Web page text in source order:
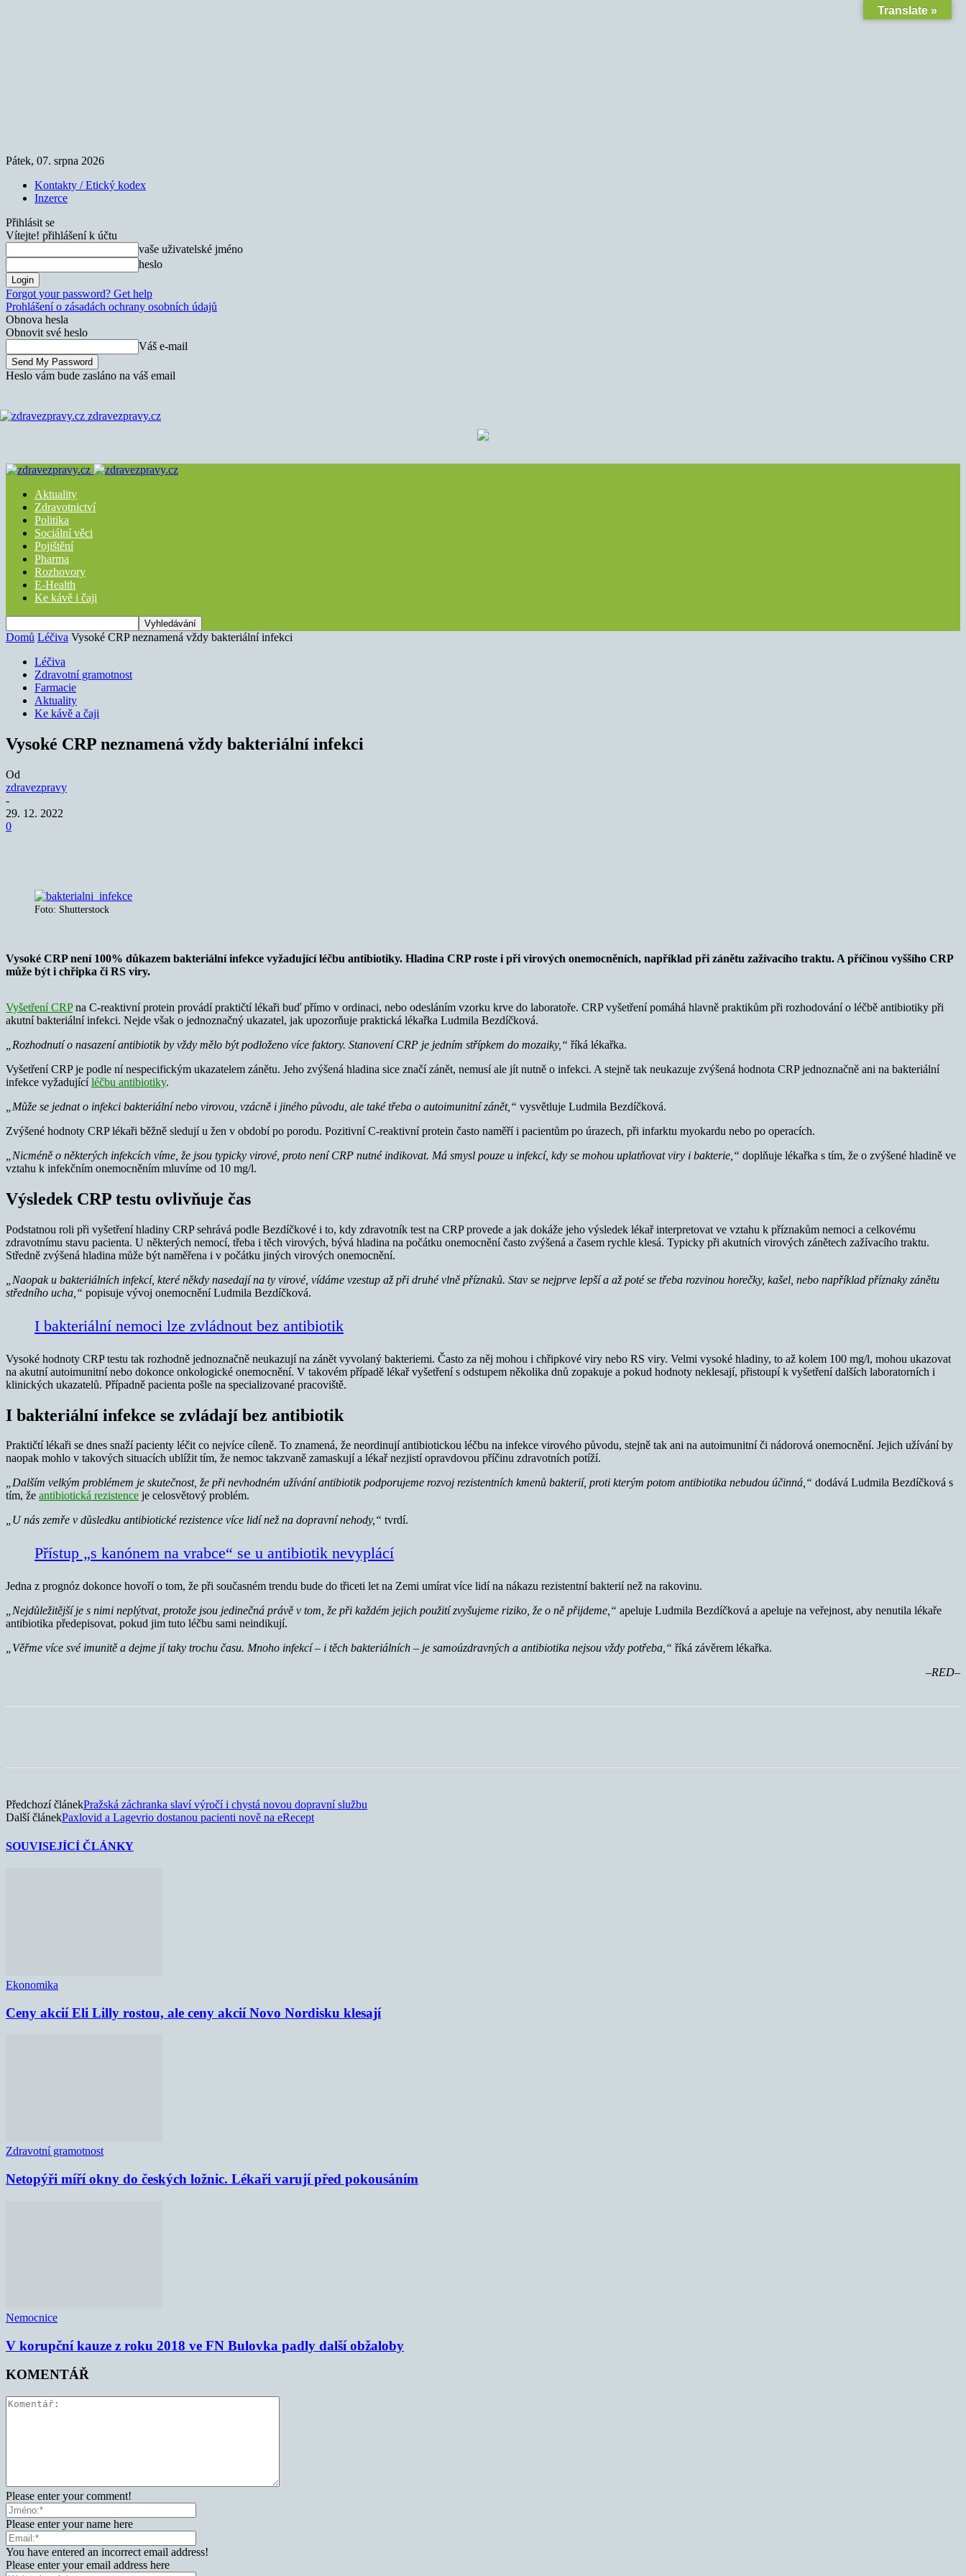
Pátek, 07. srpna 2026
Kontakty / Etický kodex
Inzerce
Přihlásit se
Vítejte! přihlášení k účtu
vaše uživatelské jméno
heslo
Forgot your password? Get help
Prohlášení o zásadách ochrany osobních údajů
Obnova hesla
Obnovit své heslo
Váš e-mail
Heslo vám bude zasláno na váš email
zdravezpravy.cz
Aktuality
Zdravotnictví
Politika
Sociální věci
Pojištění
Pharma
Rozhovory
E-Health
Ke kávě i čaji
Domů Léčiva Vysoké CRP neznamená vždy bakteriální infekci
Léčiva
Zdravotní gramotnost
Farmacie
Aktuality
Ke kávě a čaji
Vysoké CRP neznamená vždy bakteriální infekci
Od
zdravezpravy
-
29. 12. 2022
0
Foto: Shutterstock
Vysoké CRP není 100% důkazem bakteriální infekce vyžadující léčbu antibiotiky. Hladina CRP roste i při virových onemocněních, například při zánětu zažívacího traktu. A příčinou vyššího CRP
může být i chřipka či RS viry.
Vyšetření CRPna C-reaktivní protein provádí praktičtí lékaři buď přímo v ordinaci, nebo odesláním vzorku krve do laboratoře. CRP vyšetření pomáhá hlavně praktikům při rozhodování o léčbě antibiotiky při
akutní bakteriální infekci. Nejde však o jednoznačný ukazatel, jak upozorňuje praktická lékařka Ludmila Bezdíčková.
„Rozhodnutí o nasazení antibiotik by vždy mělo být podloženo více faktory. Stanovení CRP je jedním střípkem do mozaiky,“ říká lékařka.
Vyšetření CRP je podle ní nespecifickým ukazatelem zánětu. Jeho zvýšená hladina sice značí zánět, nemusí ale jít nutně o infekci. A stejně tak neukazuje zvýšená hodnota CRP jednoznačně ani na bakteriální
infekce vyžadujícíléčbu antibiotiky.
„Může se jednat o infekci bakteriální nebo virovou, vzácně i jiného původu, ale také třeba o autoimunitní zánět,“ vysvětluje Ludmila Bezdíčková.
Zvýšené hodnoty CRP lékaři běžně sledují u žen v období po porodu. Pozitivní C-reaktivní protein často naměří i pacientům po úrazech, při infarktu myokardu nebo po operacích.
„Nicméně o některých infekcích víme, že jsou typicky virové, proto není CRP nutné indikovat. Má smysl pouze u infekcí, kdy se mohou uplatňovat viry i bakterie,“ doplňuje lékařka s tím, že o zvýšené hladině ve
vztahu k infekčním onemocněním mluvíme od 10 mg/l.
Výsledek CRP testu ovlivňuje čas
Podstatnou roli při vyšetření hladiny CRP sehrává podle Bezdíčkové i to, kdy zdravotník test na CRP provede a jak dokáže jeho výsledek lékař interpretovat ve vztahu k příznakům nemoci a celkovému
zdravotnímu stavu pacienta. U některých nemocí, třeba i těch virových, bývá hladina na počátku onemocnění často zvýšená a časem rychle klesá. Typicky při akutních virových zánětech zažívacího traktu.
Středně zvýšená hladina může být naměřena i v počátku jiných virových onemocnění.
„Naopak u bakteriálních infekcí, které někdy nasedají na ty virové, vídáme vzestup až při druhé vlně příznaků. Stav se nejprve lepší a až poté se třeba rozvinou horečky, kašel, nebo například příznaky zánětu
středního ucha,“ popisuje vývoj onemocnění Ludmila Bezdíčková.
I bakteriální nemoci lze zvládnout bez antibiotik
Vysoké hodnoty CRP testu tak rozhodně jednoznačně neukazují na zánět vyvolaný bakteriemi. Často za něj mohou i chřipkové viry nebo RS viry. Velmi vysoké hladiny, to až kolem 100 mg/l, mohou ukazovat
na akutní autoimunitní nebo dokonce onkologické onemocnění. V takovém případě lékař vyšetření s odstupem několika dnů zopakuje a pokud hodnoty neklesají, přistoupí k vyšetření dalších laboratorních i
klinických ukazatelů. Případně pacienta pošle na specializované pracoviště.
I bakteriální infekce se zvládají bez antibiotik
Praktičtí lékaři se dnes snaží pacienty léčit co nejvíce cíleně. To znamená, že neordinují antibiotickou léčbu na infekce virového původu, stejně tak ani na autoimunitní či nádorová onemocnění. Jejich užívání by
naopak mohlo v takových situacích ublížit tím, že nemoc takzvaně zamaskují a lékař nezjistí opravdovou příčinu zdravotních potíží.
„Dalším velkým problémem je skutečnost, že při nevhodném užívání antibiotik podporujeme rozvoj rezistentních kmenů bakterií, proti kterým potom antibiotika nebudou účinná,“ dodává Ludmila Bezdíčková s
tím, že antibiotická rezistence je celosvětový problém.
„U nás zemře v důsledku antibiotické rezistence více lidí než na dopravní nehody,“ tvrdí.
Přístup „s kanónem na vrabce“ se u antibiotik nevyplácí
Jedna z prognóz dokonce hovoří o tom, že při současném trendu bude do třiceti let na Zemi umírat více lidí na nákazu rezistentní bakterií než na rakovinu.
„Nejdůležitější je s nimi neplýtvat, protože jsou jedinečná právě v tom, že při každém jejich použití zvyšujeme riziko, že o ně přijdeme,“ apeluje Ludmila Bezdíčková a apeluje na veřejnost, aby nenutila lékaře
antibiotika předepisovat, pokud jim tuto léčbu sami neindikují.
„Věřme více své imunitě a dejme jí taky trochu času. Mnoho infekcí – i těch bakteriálních – je samoúzdravných a antibiotika nejsou vždy potřeba,“ říká závěrem lékařka.
–RED–
Předchozí článekPražská záchranka slaví výročí i chystá novou dopravní službu
Další článekPaxlovid a Lagevrio dostanou pacienti nově na eRecept
SOUVISEJÍCÍ ČLÁNKY
Ekonomika
Ceny akcií Eli Lilly rostou, ale ceny akcií Novo Nordisku klesají
Zdravotní gramotnost
Netopýři míří okny do českých ložnic. Lékaři varují před pokousáním
Nemocnice
V korupční kauze z roku 2018 ve FN Bulovka padly další obžaloby
KOMENTÁŘ
Please enter your comment!
Please enter your name here
You have entered an incorrect email address!
Please enter your email address here
Translate »